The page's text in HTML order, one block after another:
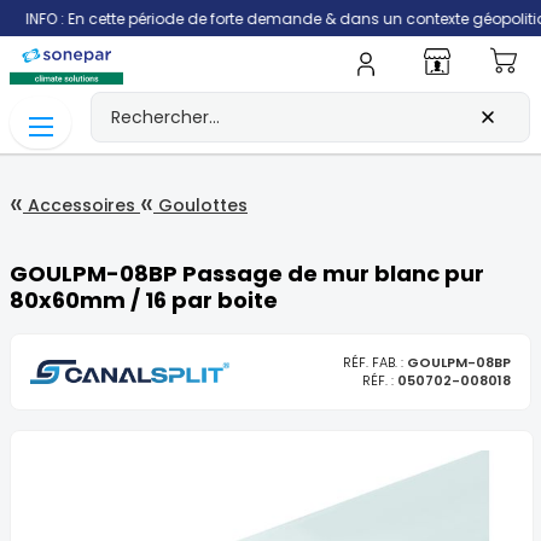
: En cette période de forte demande & dans un contexte géopolitique
Accessoires Goulottes
GOULPM-08BP Passage de mur blanc pur
80x60mm / 16 par boite
RÉF. FAB. : GOULPM-08BP
RÉF. : 050702-008018